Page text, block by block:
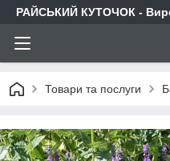
РАЙСЬКИЙ КУТОЧОК -
Товари та послуги